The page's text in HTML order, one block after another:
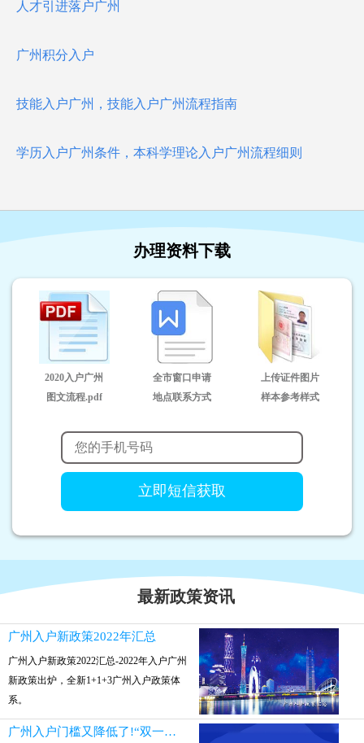
人才引进落户广州
广州积分入户
技能入户广州，技能入户广州流程指南
学历入户广州条件，本科学理论入户广州流程细则
办理资料下载
2020入户广州
图文流程.pdf
全市窗口申请
地点联系方式
上传证件图片
样本参考样式
最新政策资讯
广州入户新政策2022年汇总
广州入户新政策2022汇总-2022年入户广州
新政策出炉，全新1+1+3广州入户政策体
系。
广州入户门槛又降低了!“双一流”本科参保就可入户